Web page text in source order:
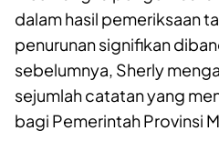
dalam hasil pemeriksaan
penurunan signifikan
sebelumnya, Sherly
sejumlah catatan yang
bagi Pemerintah Provinsi